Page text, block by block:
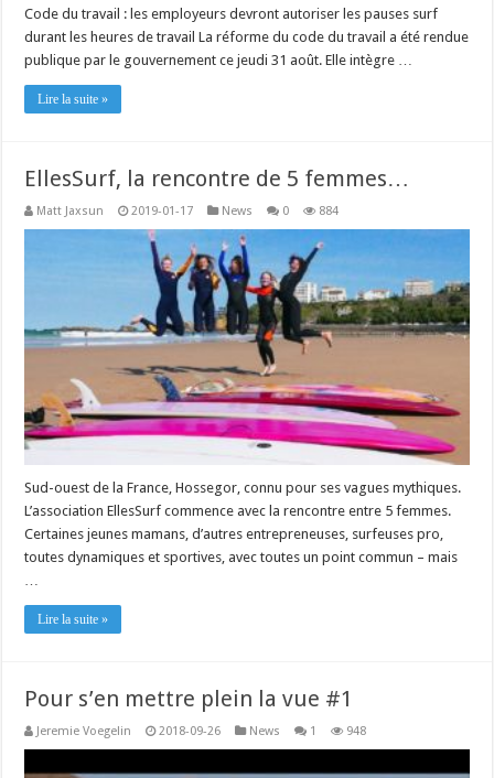
Code du travail : les employeurs devront autoriser les pauses surf
durant les heures de travail La réforme du code du travail a été rendue
publique par le gouvernement ce jeudi 31 août. Elle intègre …
Lire la suite »
EllesSurf, la rencontre de 5 femmes…
Matt Jaxsun 2019-01-17 News 0 884
Sud-ouest de la France, Hossegor, connu pour ses vagues mythiques.
L’association EllesSurf commence avec la rencontre entre 5 femmes.
Certaines jeunes mamans, d’autres entrepreneuses, surfeuses pro,
toutes dynamiques et sportives, avec toutes un point commun – mais
…
Lire la suite »
Pour s’en mettre plein la vue #1
Jeremie Voegelin 2018-09-26 News 1 948